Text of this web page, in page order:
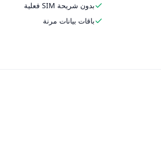
بدون شريحة SIM فعلية
باقات بيانات مرنة